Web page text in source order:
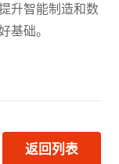
升智能制造和数
基础。
返回列表